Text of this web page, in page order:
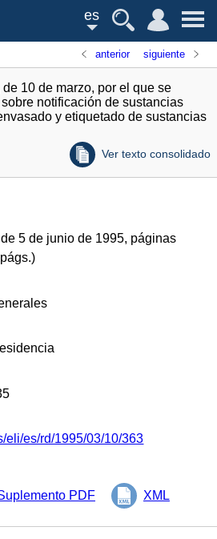
es
anterior siguiente
10 de marzo, por el que se
notificación de sustancias
y etiquetado de sustancias
Ver texto consolidado
5 de junio de 1995, páginas
págs.)
eli/es/rd/1995/03/10/363
PDF XML